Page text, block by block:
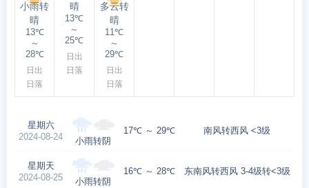
小雨转
晴
13℃
～
28℃
日出
日落
晴
13℃
～
25℃
日出
日落
多云转
晴
11℃
～
29℃
日出
日落
星期六
2024-08-24
小雨转阴
17℃ ～ 29℃ 南风转西风 <3级
星期天
2024-08-25
小雨转阴
16℃ ～ 28℃ 东南风转西风 3-4级转<3级